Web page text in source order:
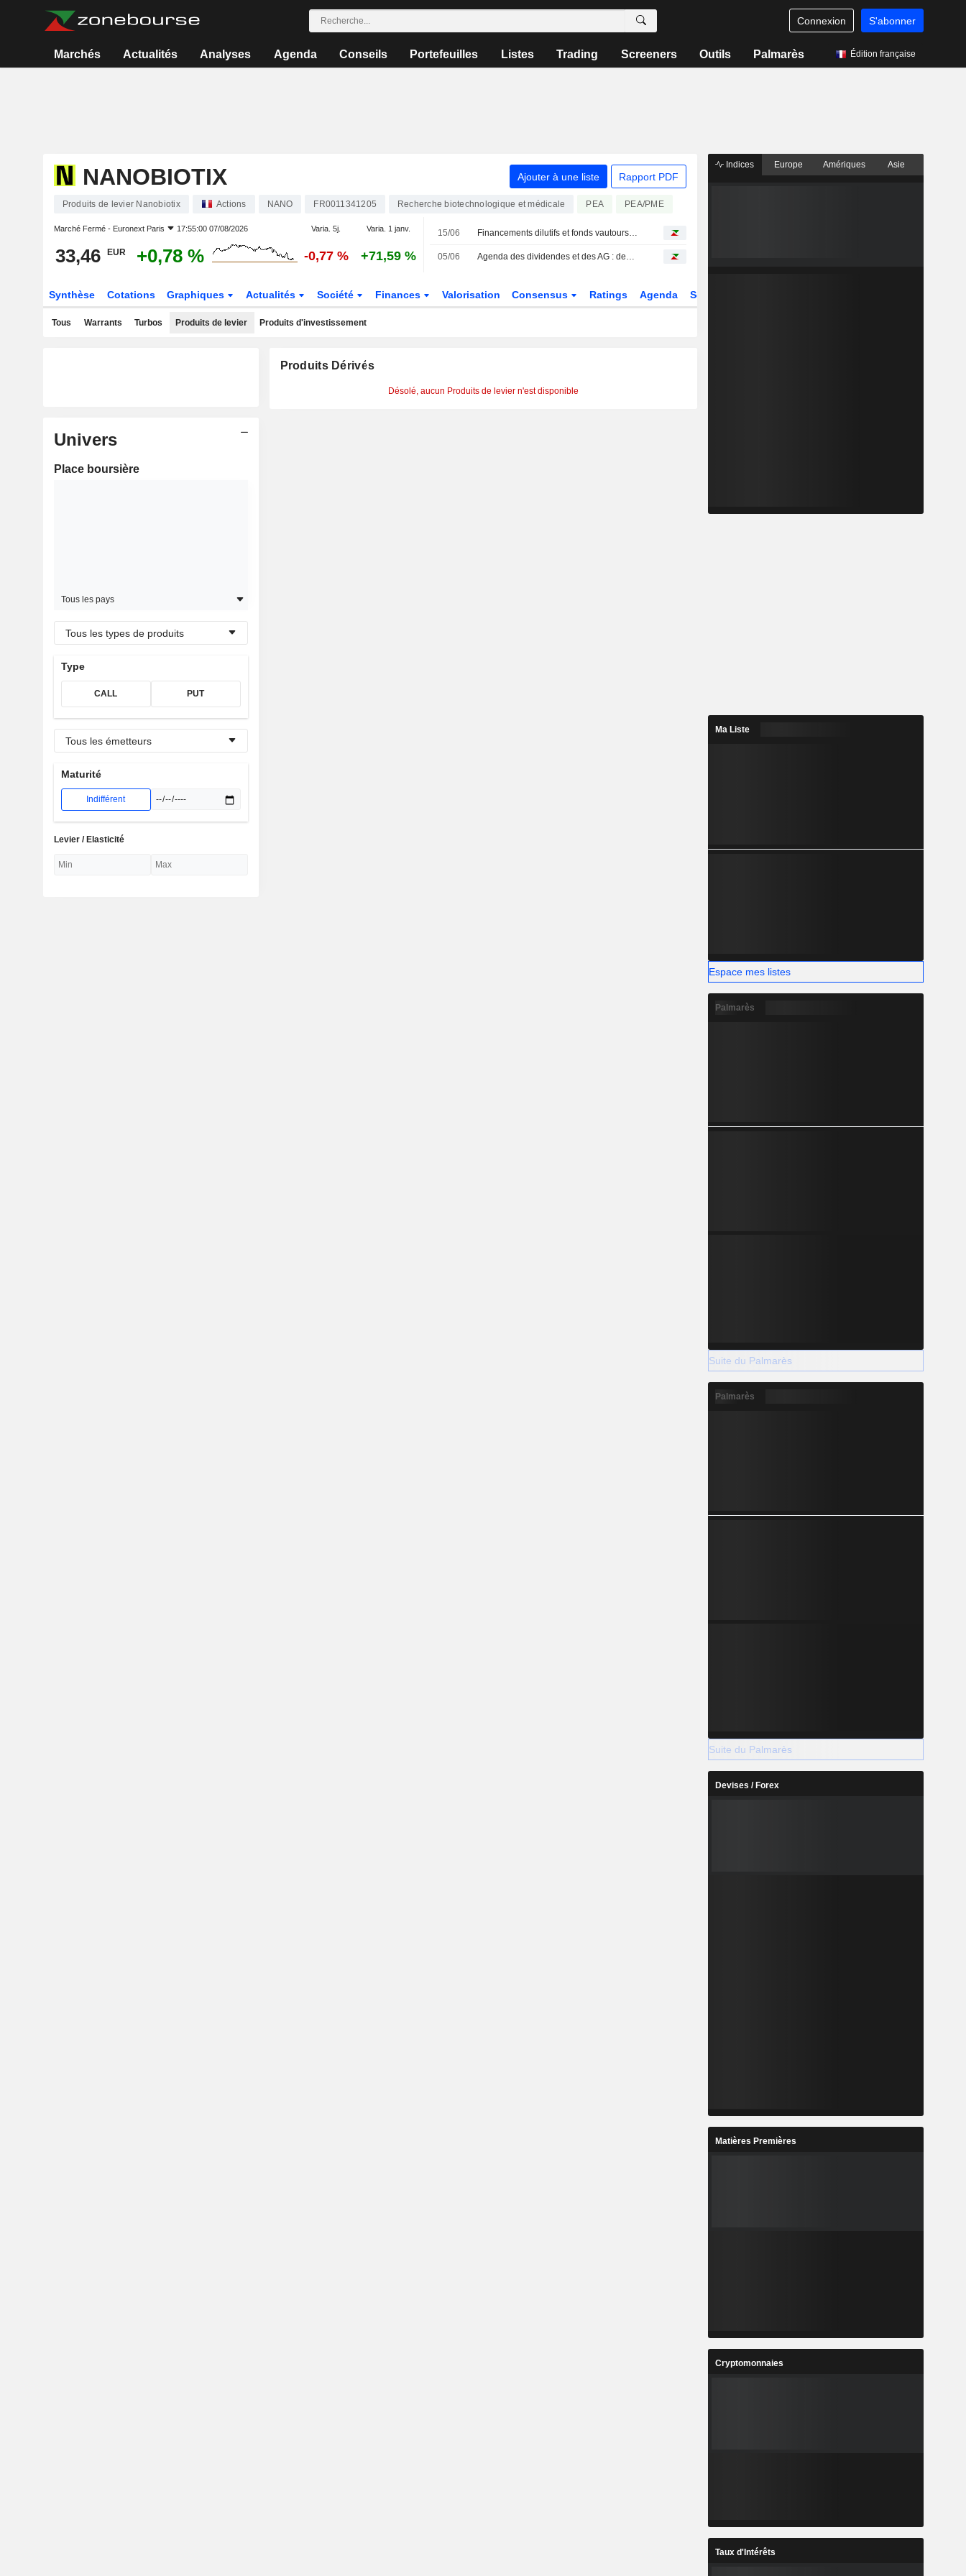
Connexion S'abonner
Marchés Actualités Analyses Agenda Conseils Portefeuilles Listes Trading Screeners Outils Palmarès Édition française
NANOBIOTIX Ajouter à une liste Rapport PDF
Produits de levier Nanobiotix Actions NANO FR0011341205 Recherche biotechnologique et médicale PEA PEA/PME
Marché Fermé - Euronext Paris 17:55:00 07/08/2026 Varia. 5j. Varia. 1 janv.
33,46 EUR +0,78 % -0,77 % +71,59 %
15/06 Financements dilutifs et fonds vautours : le législateur s'en mêle enfin
05/06 Agenda des dividendes et des AG : des coupons chez Saint-Gobain et Orange
Synthèse Cotations Graphiques Actualités Société Finances Valorisation Consensus Ratings Agenda Secteur
Tous Warrants Turbos Produits de levier Produits d'investissement
Univers
Place boursière
Tous les pays
Tous les types de produits
Type
CALL PUT
Tous les émetteurs
Maturité
Indifférent
Levier / Elasticité
Produits Dérivés
Désolé, aucun Produits de levier n'est disponible
Indices Europe Amériques Asie
Ma Liste
Espace mes listes
Palmarès
Suite du Palmarès
Palmarès
Suite du Palmarès
Devises / Forex
Matières Premières
Cryptomonnaies
Taux d'Intérêts